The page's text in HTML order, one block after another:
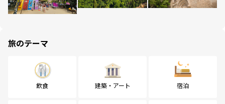
旅のテーマ
飲食 建築・アート 宿泊